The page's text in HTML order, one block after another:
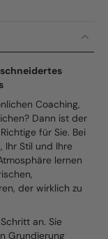
Coaching,
Dann ist der
für Sie. Bei
Stil und Ihre
lernen
der wirklich zu
an. Sie
Grundierung